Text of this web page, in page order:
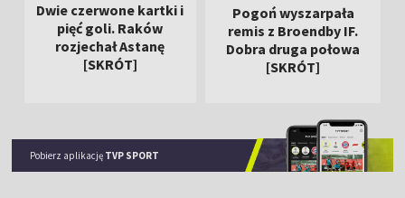
Dwie czerwone kartki i
pięć goli. Raków
rozjechał Astanę
[SKRÓT]
Pogoń wyszarpała
remis z Broendby IF.
Dobra druga połowa
[SKRÓT]
Pobierz aplikację TVP SPORT